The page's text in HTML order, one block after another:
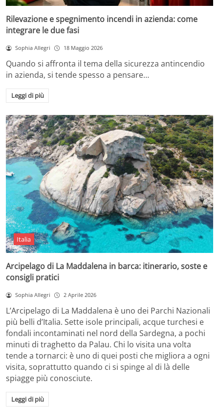
Rilevazione e spegnimento incendi in azienda: come
integrare le due fasi
Sophia Allegri 18 Maggio 2026
Quando si affronta il tema della sicurezza antincendio
in azienda, si tende spesso a pensare…
Leggi di più
Italia
Arcipelago di La Maddalena in barca: itinerario, soste e
consigli pratici
Sophia Allegri 2 Aprile 2026
L’Arcipelago di La Maddalena è uno dei Parchi Nazionali
più belli d’Italia. Sette isole principali, acque turchesi e
fondali incontaminati nel nord della Sardegna, a pochi
minuti di traghetto da Palau. Chi lo visita una volta
tende a tornarci: è uno di quei posti che migliora a ogni
visita, soprattutto quando ci si spinge al di là delle
spiagge più conosciute.
Leggi di più